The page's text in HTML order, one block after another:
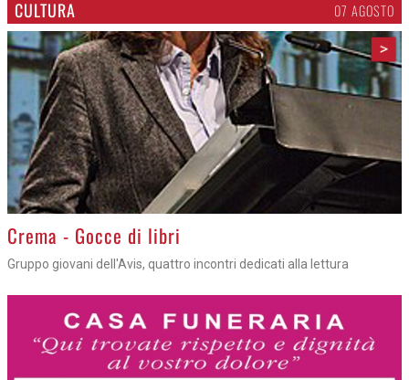
CULTURA 07 AGOSTO
>
Crema - Gocce di libri
Gruppo giovani dell'Avis, quattro incontri dedicati alla lettura